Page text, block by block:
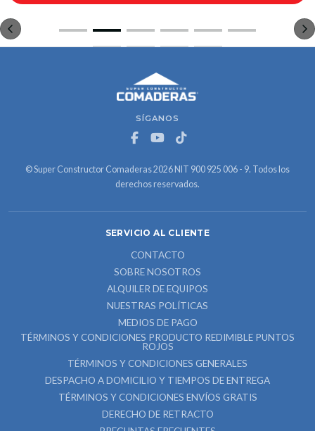
SÍGANOS
© Super Constructor Comaderas 2026 NIT 900 925 006 - 9. Todos los
derechos reservados.
SERVICIO AL CLIENTE
CONTACTO
SOBRE NOSOTROS
ALQUILER DE EQUIPOS
NUESTRAS POLÍTICAS
MEDIOS DE PAGO
TÉRMINOS Y CONDICIONES PRODUCTO REDIMIBLE PUNTOS
ROJOS
TÉRMINOS Y CONDICIONES GENERALES
DESPACHO A DOMICILIO Y TIEMPOS DE ENTREGA
TÉRMINOS Y CONDICIONES ENVÍOS GRATIS
DERECHO DE RETRACTO